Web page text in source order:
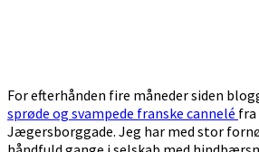
For efterhånden fire måneder siden
sprøde og svampede franske cannelé fra
Jægersborggade. Jeg har med stor